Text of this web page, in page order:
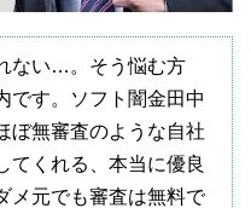
ない…。そう悩む方
です。ソフト闇金田中
ぼ無審査のような自社
てくれる、本当に優良
メ元でも審査は無料で